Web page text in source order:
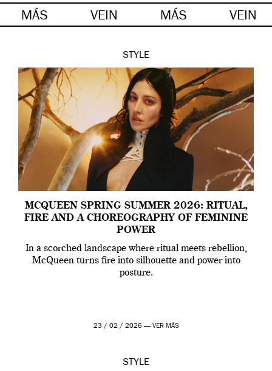
MÁS VEIN MÁS VEIN
STYLE
MCQUEEN SPRING SUMMER 2026: RITUAL,
FIRE AND A CHOREOGRAPHY OF FEMININE
POWER
In a scorched landscape where ritual meets rebellion,
McQueen turns fire into silhouette and power into
posture.
23 / 02 / 2026 — VER MÁS
STYLE